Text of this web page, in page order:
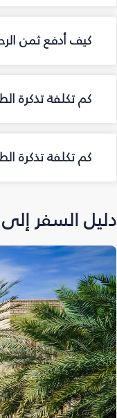
كيف أدفع ثمن
كم تكلفة تذكرة
كم تكلفة تذكرة
دليل السفر